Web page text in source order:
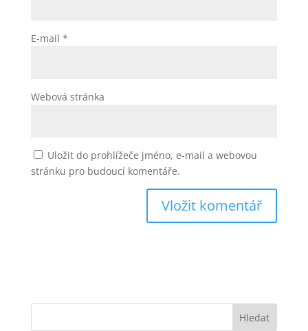
E-mail *
Webová stránka
Uložit do prohlížeče jméno, e-mail a webovou
stránku pro budoucí komentáře.